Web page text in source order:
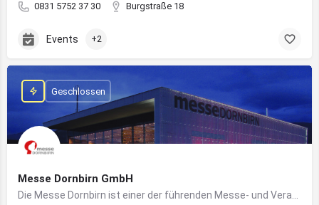
0831 5752 37 30 Burgstraße 18
Events +2
Messe Dornbirn GmbH
Geschlossen